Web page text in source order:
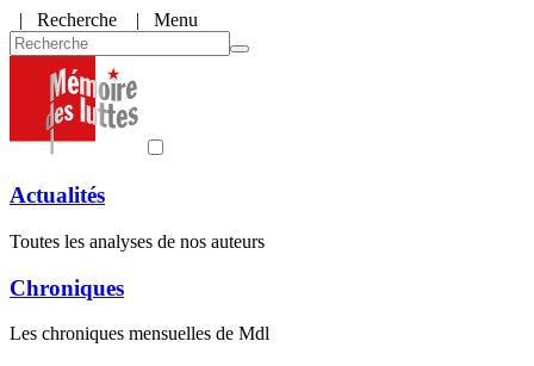
| Recherche | Menu
Actualités
Toutes les analyses de nos auteurs
Chroniques
Les chroniques mensuelles de Mdl